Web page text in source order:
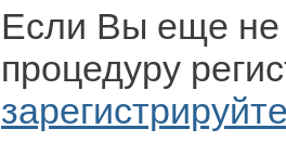
Если Вы еще не
процедуру